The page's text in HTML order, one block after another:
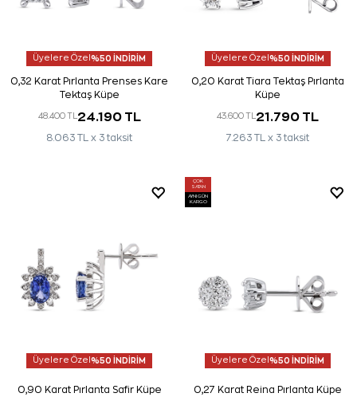
Üyelere Özel %50 İNDİRİM
0,32 Karat Pırlanta Prenses Kare
Tektaş Küpe
48.400 TL 24.190 TL
8.063 TL x 3 taksit
Üyelere Özel %50 İNDİRİM
0,20 Karat Tiara Tektaş Pırlanta
Küpe
43.600 TL 21.790 TL
7.263 TL x 3 taksit
Üyelere Özel %50 İNDİRİM
0,90 Karat Pırlanta Safir Küpe
ÇOK
SATAN
AYNI GÜN
KARGO
Üyelere Özel %50 İNDİRİM
0,27 Karat Reina Pırlanta Küpe